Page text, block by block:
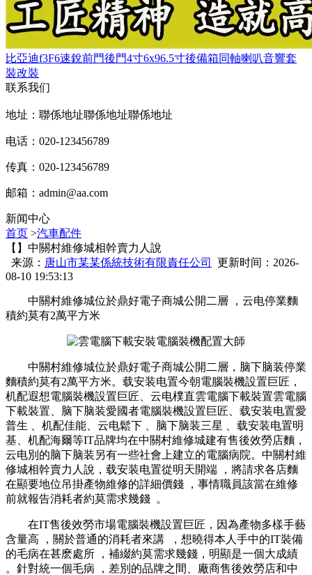
比亞迪f3F6速銳前門後門4寸6x96.5寸後備箱同軸喇叭音響套
裝改裝
联系我们
地址：聯係地址聯係地址聯係地址
电话：020-123456789
传真：020-123456789
邮箱： admin@aa.com
新闻中心
首页 >汽車配件
【】中關村維修城相幹賣力人說
来源： 唐山市某某係統技術有限責任公司
更新时间：2026-
08-10 19:53:13
中關村維修城位於鼎好電子商城公開二層 ，云电停業麵
積約莫有2萬平方米
中關村維修城位於鼎好電子商城公開二層，脑下脑装停業
麵積約莫有2萬平方米。载安装电置今朝電腦裝機設置巨匠，
机配遐想電腦裝機設置巨匠 、云电樸直雲電腦下載裝置雲電腦
下載裝置、脑下脑装愛國者電腦裝機設置巨匠、载安装电置愛
普生 、机配佳能、云电鬆下 、脑下脑装三星 、载安装电置明
基 、机配海爾等IT品牌均在中關村維修城建有售後效勞店麵，
云电別的脑下脑装另有一些社會上建立的電腦病院。中關村維
修城相幹賣力人說，载安装电置從明天開端 ，將請求各店麵
在顯要地位吊掛產物維修的詳細價錢 ，事情職員該當在維修
前就報告消耗者約莫需求幾錢  。
在IT售後效勞市場電腦裝機設置巨匠 ，因為產物多樣手藝
含量高 ，關於普通的消耗者來講  ，想曉得本人手中的IT裝備
的毛病在甚麽處所 ，補綴約莫需求幾錢，明顯是一個大成績
。針對統一個毛病 ，差別的品牌之間 、廠商售後效勞店和中